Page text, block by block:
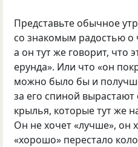
Представьте обычное
со знакомым радостью
а он тут же говорит, что
ерунда». Или что «он
можно было бы и
за его спиной
крылья, которые тут же
Он не хочет «лучше», он
«хорошо» перестало